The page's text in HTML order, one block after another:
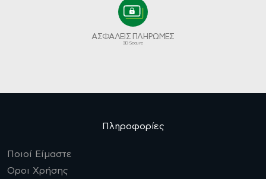
ΑΣΦΑΛΕΙΣ ΠΛΗΡΩΜΕΣ
3D Secure
Πληροφορίες
Ποιοί Είμαστε
Οροι Χρήσης